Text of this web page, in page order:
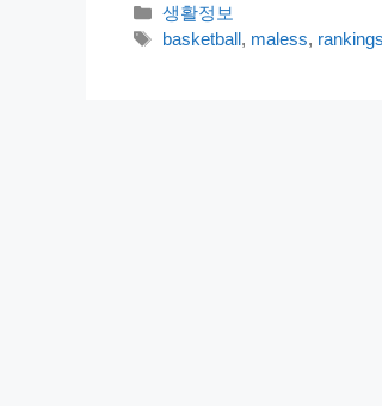
카
테
생활정보
태
basketball, maless, rankings